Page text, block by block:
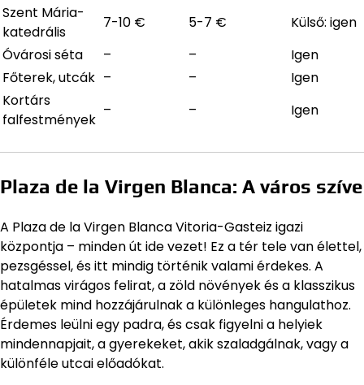
Szent Mária-
katedrális
7-10 € 5-7 €
Külső: igen
Óvárosi séta
– –
Igen
Főterek, utcák – –
Igen
Kortárs
falfestmények
– – Igen
Plaza de la Virgen Blanca: A város szíve
A Plaza de la Virgen Blanca Vitoria-Gasteiz igazi
központja – minden út ide vezet! Ez a tér tele van élettel,
pezsgéssel, és itt mindig történik valami érdekes. A
hatalmas virágos felirat, a zöld növények és a klasszikus
épületek mind hozzájárulnak a különleges hangulathoz.
Érdemes leülni egy padra, és csak figyelni a helyiek
mindennapjait, a gyerekeket, akik szaladgálnak, vagy a
különféle utcai előadókat.